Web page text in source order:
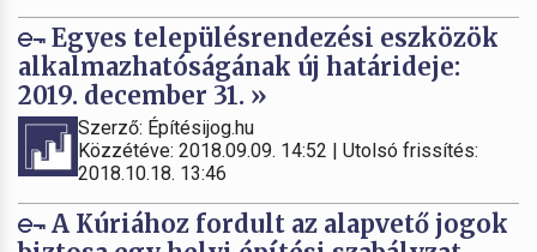
Egyes településrendezési eszközök
alkalmazhatóságának új határideje:
2019. december 31. »
Szerző: Építésijog.hu
Közzétéve: 2018.09.09. 14:52 | Utolsó frissítés:
2018.10.18. 13:46
A Kúriához fordult az alapvető jogok